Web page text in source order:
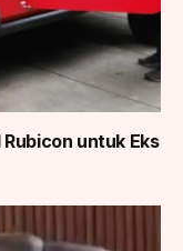
untuk Eks